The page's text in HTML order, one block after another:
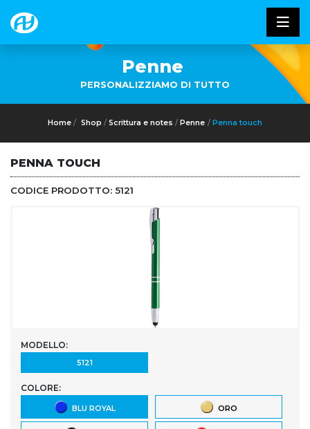
Penne
PERSONALIZZIAMO DI TUTTO
Home Shop Scrittura e notes Penne Penna touch
PENNA TOUCH
CODICE PRODOTTO: 5121
MODELLO:
5121
COLORE:
BLU ROYAL ORO